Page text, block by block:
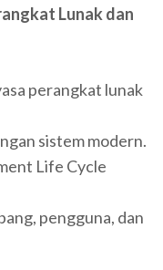
Lunak dan
perangkat lunak
sistem modern.
Life Cycle
pengguna, dan